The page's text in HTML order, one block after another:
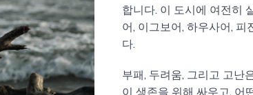
합니다. 이 도시에 여전히
어, 이그보어, 하우사어,
다.
부패, 두려움, 그리고 고난
이 생존을 위해 싸우고, 어